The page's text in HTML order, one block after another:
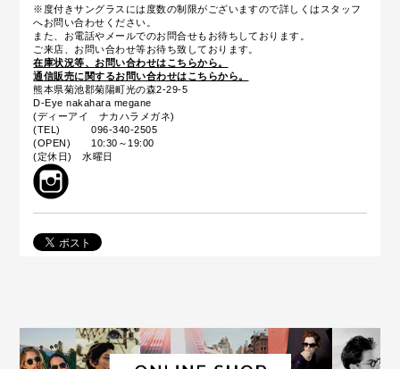
※度付きサングラスには度数の制限がございますので詳しくはスタッフ
へお問い合わせください。
また、お電話やメールでのお問合せもお待ちしております。
ご来店、お問い合わせ等お待ち致しております。
在庫状況等、お問い合わせはこちらから。
通信販売に関するお問い合わせはこちらから。
熊本県菊池郡菊陽町光の森2-29-5
D-Eye nakahara megane
(ディーアイ ナカハラメガネ)
(TEL) 096-340-2505
(OPEN) 10:30～19:00
(定休日) 水曜日